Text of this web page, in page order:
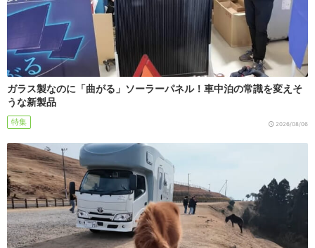
ガラス製なのに「曲がる」ソーラーパネル！車中泊の常識を変えそ
うな新製品
特集 2026/08/06